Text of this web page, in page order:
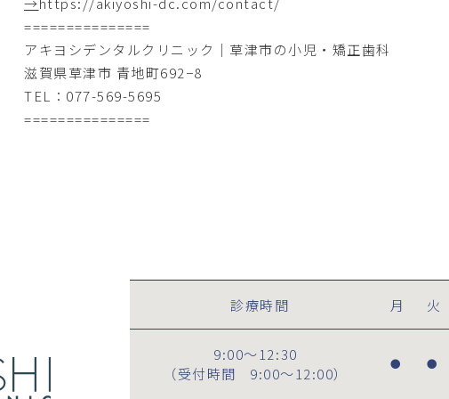
===============
アキヨシデンタルクリニック｜草津市の小児・矯正歯科
滋賀県草津市 青地町692−8
TEL：077-569-5695
===============
診療時間 月 火
9:00～12:30
（受付時間
9:00～12:00）
● ●